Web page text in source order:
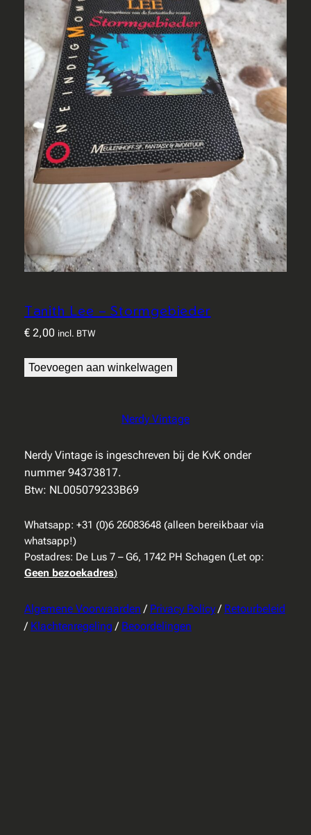
Tanith Lee – Stormgebieder
€2,00 incl. BTW
Toevoegen aan winkelwagen
Nerdy Vintage
Nerdy Vintage is ingeschreven bij de KvK onder
nummer 94373817.
Btw: NL005079233B69
Whatsapp: +31 (0)6 26083648 (alleen bereikbaar via
whatsapp!)
Postadres: De Lus 7 – G6, 1742 PH Schagen (Let op:
Geen bezoekadres)
Algemene Voorwaarden / Privacy Policy/ Retourbeleid
/ Klachtenregeling / Beoordelingen